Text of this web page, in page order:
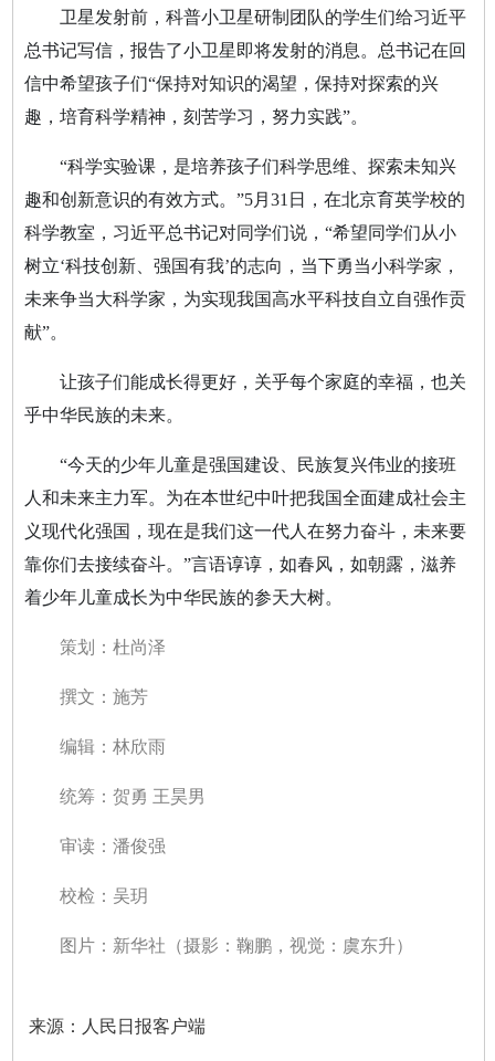
卫星发射前，科普小卫星研制团队的学生们给习近平
总书记写信，报告了小卫星即将发射的消息。总书记在回
信中希望孩子们“保持对知识的渴望，保持对探索的兴
趣，培育科学精神，刻苦学习，努力实践”。
“科学实验课，是培养孩子们科学思维、探索未知兴
趣和创新意识的有效方式。”5月31日，在北京育英学校的
科学教室，习近平总书记对同学们说，“希望同学们从小
树立‘科技创新、强国有我’的志向，当下勇当小科学家，
未来争当大科学家，为实现我国高水平科技自立自强作贡
献”。
让孩子们能成长得更好，关乎每个家庭的幸福，也关
乎中华民族的未来。
“今天的少年儿童是强国建设、民族复兴伟业的接班
人和未来主力军。为在本世纪中叶把我国全面建成社会主
义现代化强国，现在是我们这一代人在努力奋斗，未来要
靠你们去接续奋斗。”言语谆谆，如春风，如朝露，滋养
着少年儿童成长为中华民族的参天大树。
策划：杜尚泽
撰文：施芳
编辑：林欣雨
统筹：贺勇 王昊男
审读：潘俊强
校检：吴玥
图片：新华社（摄影：鞠鹏，视觉：虞东升）
来源：人民日报客户端